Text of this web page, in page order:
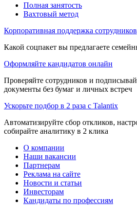
Полная занятость
Вахтовый метод
Корпоративная поддержка сотрудников
Какой соцпакет вы предлагаете
Оформляйте кандидатов онлайн
Проверяйте сотрудников и
документы без бумаг и личных встреч
Ускорьте подбор в 2 раза с Talantix
Автоматизируйте сбор откликов,
собирайте аналитику в 2 клика
О компании
Наши вакансии
Партнерам
Реклама на сайте
Новости и статьи
Инвесторам
Кандидаты по профессиям